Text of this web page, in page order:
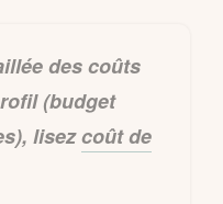
des coûts
(budget
lisezcoût de